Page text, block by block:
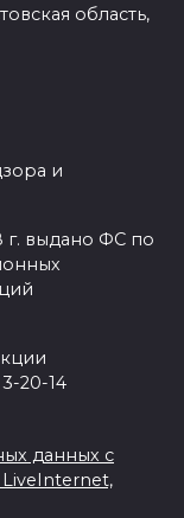
область,
и
г. выдано ФС по
20-14
данных с